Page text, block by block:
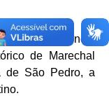
festejos juninos,
de Marechal
de São Pedro, a